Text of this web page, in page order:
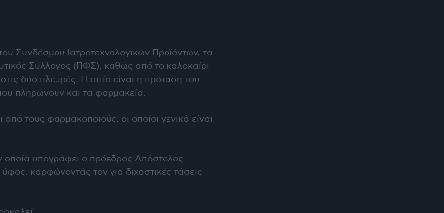
Συνδέσμου Ιατροτεχνολογικών Προϊόντων, τα
Σύλλογος (ΠΦΣ), καθώς από το καλοκαίρι
δύο πλευρές. Η αιτία είναι η πρόταση του
πληρώνουν και τα φαρμακεία.
τους φαρμακοποιούς, οι οποίοι γενικά είναι
οποία υπογράφει ο πρόεδρος Απόστολος
καρφώνοντάς τον για διχαστικές τάσεις